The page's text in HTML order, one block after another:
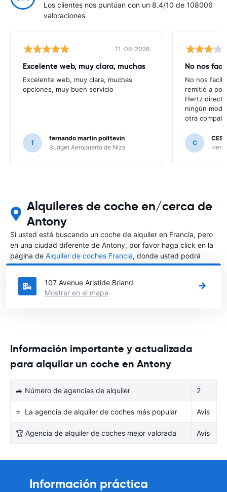
Los clientes nos puntúan con un 8.4/10 de 108006
valoraciones
11-06-2026
Excelente web, muy clara, muchas
Excelente web, muy clara, muchas
opciones, muy buen servicio
f
fernando martin poittevin
Budget Aeropuerto de Niza
No nos
No nos
remitió a
Hertz
ningún
otra
C
Alquileres de coche en/cerca de
Antony
Si usted está buscando un coche de alquiler en Francia, pero
en una ciudad diferente de Antony, por favor haga click en la
página de Alquiler de coches Francia, donde usted podrá
elegir en qué ciudad de Francia desea alquilar un coche.
107 Avenue Aristide Briand
Mostrar en el mapa
Información importante y actualizada
para alquilar un coche en Antony
🚙 Número de agencias de alquiler 2
⭐ La agencia de alquiler de coches más popular Avis
🏆 Agencia de alquiler de coches mejor valorada Avis
Información práctica